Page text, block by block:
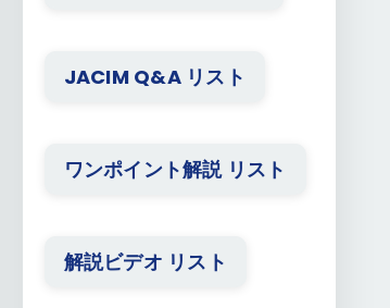
JACIM Q&A リスト
ワンポイント解説 リスト
解説ビデオ リスト